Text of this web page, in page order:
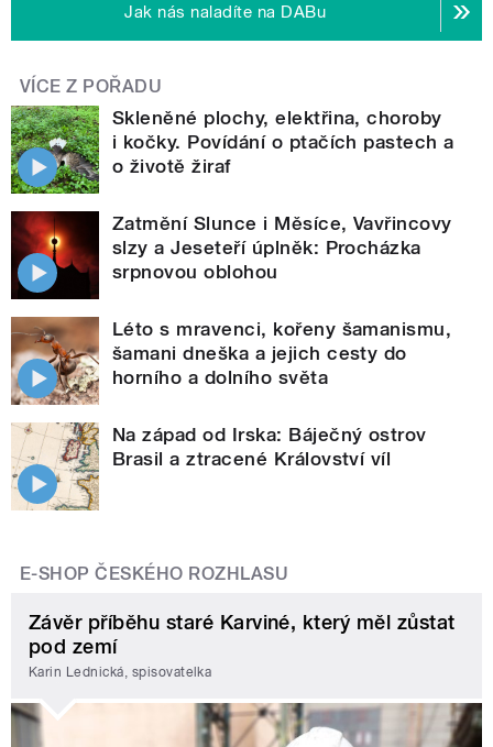
Jak nás naladíte na DABu
VÍCE Z POŘADU
Skleněné plochy, elektřina, choroby
i kočky. Povídání o ptačích pastech a
o životě žiraf
Zatmění Slunce i Měsíce, Vavřincovy
slzy a Jeseteří úplněk: Procházka
srpnovou oblohou
Léto s mravenci, kořeny šamanismu,
šamani dneška a jejich cesty do
horního a dolního světa
Na západ od Irska: Báječný ostrov
Brasil a ztracené Království víl
E-SHOP ČESKÉHO ROZHLASU
Závěr příběhu staré Karviné, který měl zůstat
pod zemí
Karin Lednická, spisovatelka